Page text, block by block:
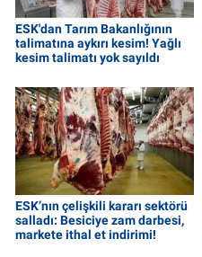
ESK'dan Tarım Bakanlığının
talimatına aykırı kesim! Yağlı
kesim talimatı yok sayıldı
ESK’nın çelişkili kararı sektörü
salladı: Besiciye zam darbesi,
markete ithal et indirimi!